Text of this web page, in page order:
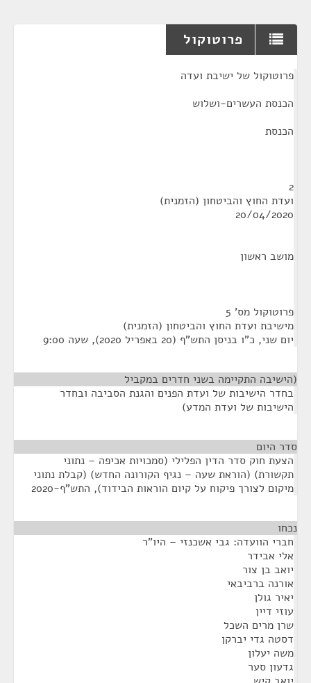
פרוטוקול
פרוטוקול של ישיבת ועדה
הכנסת העשרים-ושלוש
הכנסת
2
ועדת החוץ והביטחון (הזמנית)
20/04/2020
מושב ראשון
פרוטוקול מס' 5
מישיבת ועדת החוץ והביטחון (הזמנית)
יום שני, כ"ו בניסן התש"ף (20 באפריל 2020), שעה 9:00
(הישיבה התקיימה בשני חדרים במקביל
בחדר הישיבות של ועדת הפנים והגנת הסביבה ובחדר
הישיבות של ועדת המדע)
סדר היום
הצעת חוק סדר הדין הפלילי (סמכויות אכיפה – נתוני
תקשורת) (הוראת שעה – נגיף הקורונה החדש) (קבלת נתוני
מיקום לצורך פיקוח על קיום הוראות הבידוד), התש"ף-2020
נכחו
חברי הוועדה: גבי אשכנזי – היו"ר
אלי אבידר
יואב בן צור
אורנה ברביבאי
יאיר גולן
עוזי דיין
שרן מרים השכל
דסטה גדי יברקן
משה יעלון
גדעון סער